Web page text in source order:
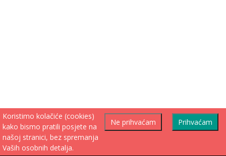
Prihvaćam
Ne prihvaćam
Koristimo kolačiće (cookies)
kako bismo pratili posjete na
našoj stranici, bez spremanja
Vaših osobnih detalja.